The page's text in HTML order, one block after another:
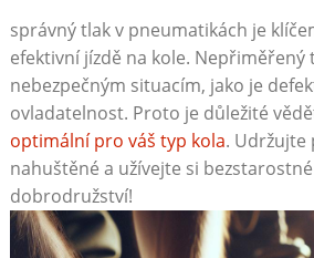
správný tlak v pneumatikách je
efektivní jízdě na kole. Nepřiměřený
nebezpečným situacím, jako je
ovladatelnost. Proto je důležité
optimální pro váš typ kola. Udržujte
nahuštěné a užívejte si
dobrodružství!